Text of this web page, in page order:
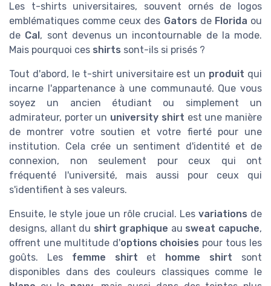
Les t-shirts universitaires, souvent ornés de logos
emblématiques comme ceux des Gators de Florida ou
de Cal , sont devenus un incontournable de la mode.
Mais pourquoi ces shirts sont-ils si prisés ?
Tout d'abord, le t-shirt universitaire est un produit qui
incarne l'appartenance à une communauté. Que vous
soyez un ancien étudiant ou simplement un
admirateur, porter un university shirt est une manière
de montrer votre soutien et votre fierté pour une
institution. Cela crée un sentiment d'identité et de
connexion, non seulement pour ceux qui ont
fréquenté l'université, mais aussi pour ceux qui
s'identifient à ses valeurs.
Ensuite, le style joue un rôle crucial. Les variations de
designs, allant du shirt graphique au sweat capuche,
offrent une multitude d'options choisies pour tous les
goûts. Les femme shirt et homme shirt sont
disponibles dans des couleurs classiques comme le